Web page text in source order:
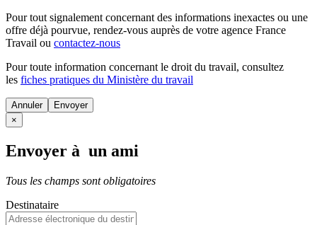
Pour tout signalement concernant des informations inexactes ou une
offre déjà pourvue, rendez-vous auprès de votre agence France
Travail ou contactez-nous
Pour toute information concernant le droit du travail, consultez
les fiches pratiques du Ministère du travail
Annuler
×
Envoyer à un ami
Tous les champs sont obligatoires
Destinataire